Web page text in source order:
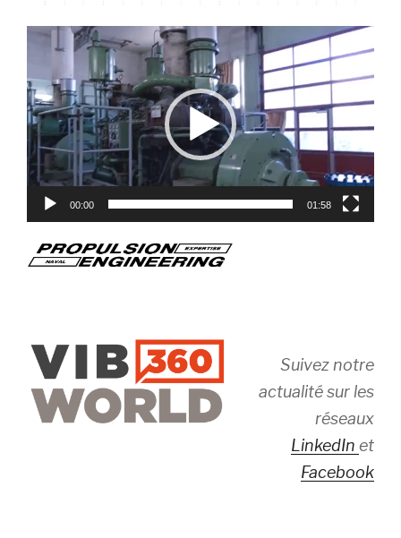
Lecteur
00:00 01:58
Suivez notre
actualité sur les
réseaux
LinkedIn et
Facebook